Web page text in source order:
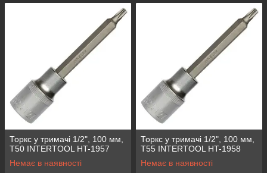
Торкс у тримачі 1/2", 100 мм,
Т50 INTERTOOL HT-1957
Немає в наявності
Торкс у тримачі 1/2", 100 мм,
Т55 INTERTOOL HT-1958
Немає в наявності